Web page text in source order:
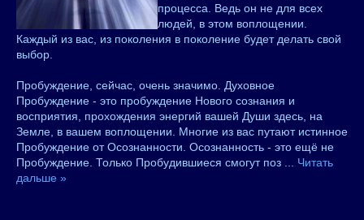
процесса. Ведь он не для всех
людей, в этом воплощении.
Каждый из вас, из поколения в поколение будет делать свой
выбор.
Пробуждение, сейчас, очень значимо. Духовное
Пробуждение - это пробуждение Нового сознания и
восприятия, прохождения энергий вашей Души здесь, на
Земле, в вашем воплощении. Многие из вас путают истинное
Пробуждение от Осознанности. Осознанность - это ещё не
Пробуждение. Только Пробудившиеся смогут поз
Читать
дальше »